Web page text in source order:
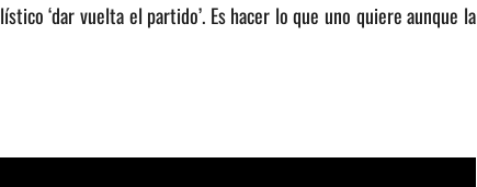
‘dar vuelta el partido’. Es hacer lo que uno quiere aunque la